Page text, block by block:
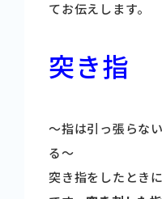
配置薬について
商品情報
健康情報
お問い合わせ
てお伝えします。
突き指
～指は引っ張らな
る～
突き指をしたとき